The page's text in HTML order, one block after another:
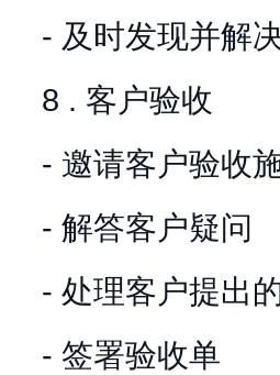
- 及时发现并解
8 . 客户验收
- 邀请客户验收
- 解答客户疑问
- 处理客户提出
- 签署验收单